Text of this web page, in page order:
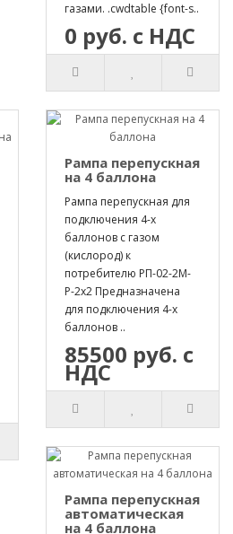
газами. .cwdtable {font-s..
0 руб. с НДС
Рампа перепускная
на 4 баллона
Рампа перепускная для
подключения 4-х
баллонов с газом
(кислород) к
потребителю РП-02-2М-
Р-2х2 Предназначена
для подключения 4-х
баллонов ..
85500 руб. с
НДС
Рампа перепускная
автоматическая
на 4 баллона